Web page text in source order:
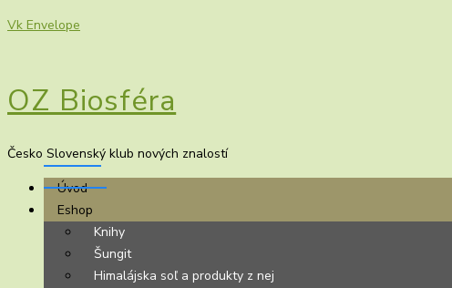
Vk Envelope
OZ Biosféra
Česko Slovenský klub nových znalostí
Úvod
Eshop
Knihy
Šungit
Himalájska soľ a produkty z nej